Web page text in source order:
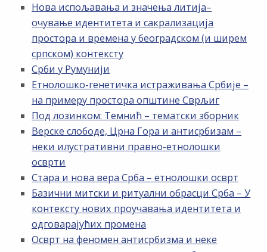
Нова испољавања и значења литија–
очување идентитета и сакрализација
простора и времена у београдском (и ширем
српском) контексту
Срби у Румунији
Етнолошко-генетичка истраживања Србије –
на примеру простора општине Сврљиг
Под лозинком: Темнић – тематски зборник
Верске слободе, Црна Гора и антисрбизам –
неки илустративни правно-етнолошки
осврти
Стара и нова вера Срба – етнолошки осврт
Базични митски и ритуални обрасци Срба – У
контексту нових проучавања идентитета и
одговарајућих промена
Осврт на феномен антисрбизма и неке